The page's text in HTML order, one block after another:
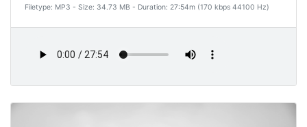
Filetype: MP3 - Size: 34.73 MB - Duration: 27:54m (170 kbps 44100 Hz)